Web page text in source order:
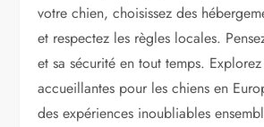
votre chien, choisissez des
et respectez les règles locales.
et sa sécurité en tout temps.
accueillantes pour les chiens en
des expériences inoubliables